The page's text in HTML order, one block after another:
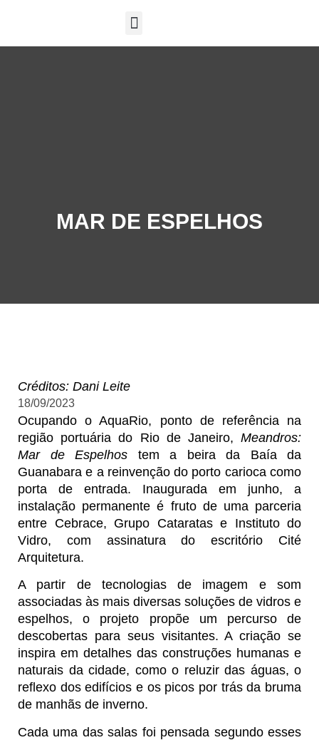
MAR DE ESPELHOS
Créditos: Dani Leite
18/09/2023
Ocupando o AquaRio, ponto de referência na
região portuária do Rio de Janeiro, Meandros:
Mar de Espelhos tem a beira da Baía da
Guanabara e a reinvenção do porto carioca como
porta de entrada. Inaugurada em junho, a
instalação permanente é fruto de uma parceria
entre Cebrace, Grupo Cataratas e Instituto do
Vidro, com assinatura do escritório Cité
Arquitetura.
A partir de tecnologias de imagem e som
associadas às mais diversas soluções de vidros e
espelhos, o projeto propõe um percurso de
descobertas para seus visitantes. A criação se
inspira em detalhes das construções humanas e
naturais da cidade, como o reluzir das águas, o
reflexo dos edifícios e os picos por trás da bruma
de manhãs de inverno.
Cada uma das salas foi pensada segundo esses